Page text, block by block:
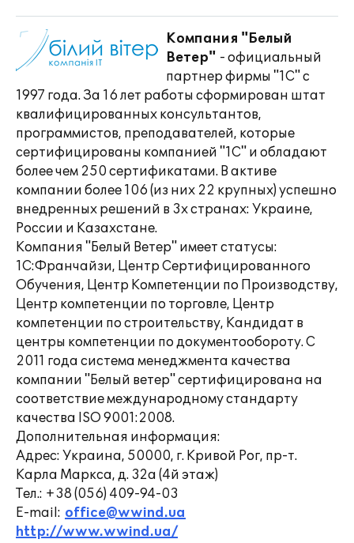
Компания "Белый
Ветер" - официальный
партнер фирмы "1С" с
1997 года. За 16 лет работы сформирован штат
квалифицированных консультантов,
программистов, преподавателей, которые
сертифицированы компанией "1С" и обладают
более чем 250 сертификатами. В активе
компании более 106 (из них 22 крупных) успешно
внедренных решений в 3х странах: Украине,
России и Казахстане.
Компания "Белый Ветер" имеет статусы:
1С:Франчайзи, Центр Сертифицированного
Обучения, Центр Компетенции по Производству,
Центр компетенции по торговле, Центр
компетенции по строительству, Кандидат в
центры компетенции по документообороту. С
2011 года система менеджмента качества
компании "Белый ветер" сертифицирована на
соответствие международному стандарту
качества ISО 9001:2008.
Дополнительная информация:
Адрес: Украина, 50000, г. Кривой Рог, пр-т.
Карла Маркса, д. 32а (4й этаж)
Тел.: +38 (056) 409-94-03
E-mail: office@wwind.ua
http://www.wwind.ua/